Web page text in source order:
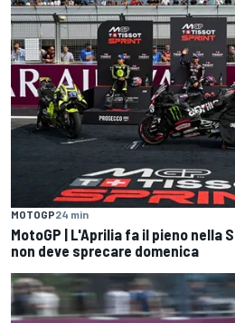
MOTOGP24 min
MotoGP | L'Aprilia fa il pieno nella
non deve sprecare domenica